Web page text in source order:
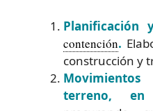
Planificación
contención.
construcción y
terreno,